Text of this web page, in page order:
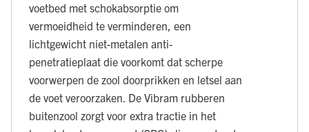
voetbed met schokabsorptie om
vermoeidheid te verminderen, een
lichtgewicht niet-metalen anti-
penetratieplaat die voorkomt dat scherpe
voorwerpen de zool doorprikken en letsel aan
de voet veroorzaken. De Vibram rubberen
buitenzool zorgt voor extra tractie in het